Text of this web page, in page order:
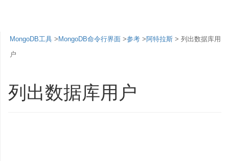
MongoDB工具 > MongoDB命令行界面 >参考 >阿特拉斯 > 列出数据库用
户
列出数据库用户